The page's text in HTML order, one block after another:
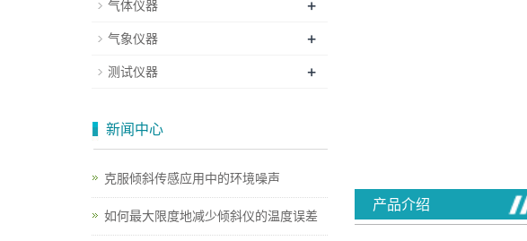
产品介绍
气体仪器 +
气象仪器 +
测试仪器 +
新闻中心
克服倾斜传感应用中的环境噪声
如何最大限度地减少倾斜仪的温度误差